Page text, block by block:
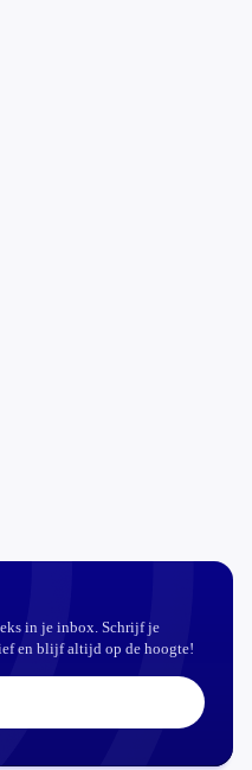
in je inbox. Schrijf je
en blijf altijd op de hoogte!